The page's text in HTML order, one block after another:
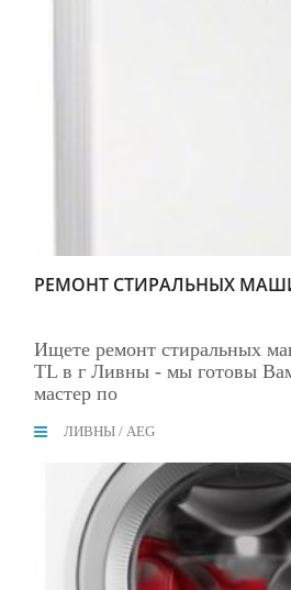
РЕМОНТ СТИРАЛЬНЫХ
Ищете ремонт стиральных
TL в г Ливны - мы готовы
мастер по
ЛИВНЫ /AEG